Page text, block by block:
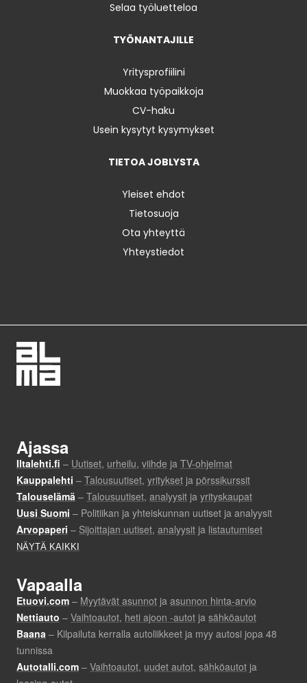
Selaa työluetteloa
TYÖNANTAJILLE
Yritysprofiilini
Muokkaa työpaikkoja
CV-haku
Usein kysytyt kysymykset
TIETOA JOBLYSTA
Yleiset ehdot
Tietosuoja
Ota yhteyttä
Yhteystiedot